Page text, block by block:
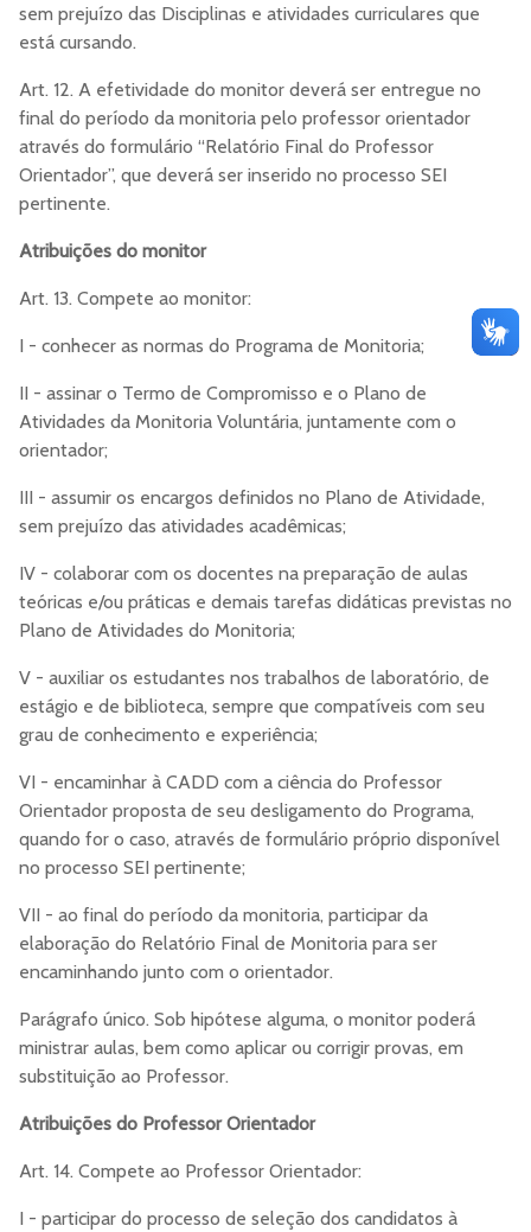
sem prejuízo das Disciplinas e atividades curriculares que
está cursando.
Art. 12. A efetividade do monitor deverá ser entregue no
final do período da monitoria pelo professor orientador
através do formulário “Relatório Final do Professor
Orientador”, que deverá ser inserido no processo SEI
pertinente.
Atribuições do monitor
Art. 13. Compete ao monitor:
I - conhecer as normas do Programa de Monitoria;
II - assinar o Termo de Compromisso e o Plano de
Atividades da Monitoria Voluntária, juntamente com o
orientador;
III - assumir os encargos definidos no Plano de Atividade,
sem prejuízo das atividades acadêmicas;
IV - colaborar com os docentes na preparação de aulas
teóricas e/ou práticas e demais tarefas didáticas previstas no
Plano de Atividades do Monitoria;
V - auxiliar os estudantes nos trabalhos de laboratório, de
estágio e de biblioteca, sempre que compatíveis com seu
grau de conhecimento e experiência;
VI - encaminhar à CADD com a ciência do Professor
Orientador proposta de seu desligamento do Programa,
quando for o caso, através de formulário próprio disponível
no processo SEI pertinente;
VII - ao final do período da monitoria, participar da
elaboração do Relatório Final de Monitoria para ser
encaminhando junto com o orientador.
Parágrafo único. Sob hipótese alguma, o monitor poderá
ministrar aulas, bem como aplicar ou corrigir provas, em
substituição ao Professor.
Atribuições do Professor Orientador
Art. 14. Compete ao Professor Orientador:
I - participar do processo de seleção dos candidatos à